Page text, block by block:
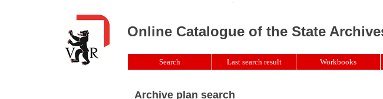
Archive plan search
Online Catalogue of the State
Search Last search result Workbooks